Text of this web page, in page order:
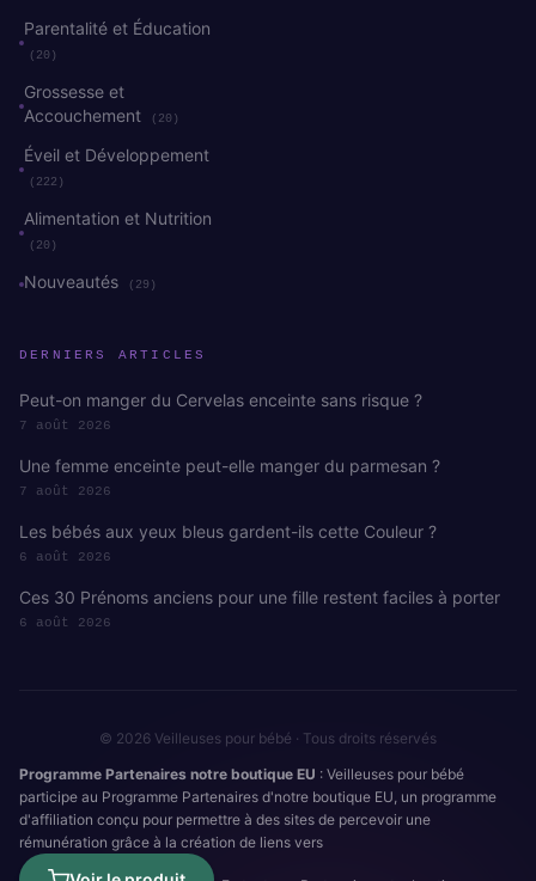
Parentalité et Éducation
(20)
Grossesse et
Accouchement
(20)
Éveil et Développement
(222)
Alimentation et Nutrition
(20)
Nouveautés (29)
DERNIERS ARTICLES
Peut-on manger du Cervelas enceinte sans risque ?
7 août 2026
Une femme enceinte peut-elle manger du parmesan ?
7 août 2026
Les bébés aux yeux bleus gardent-ils cette Couleur ?
6 août 2026
Ces 30 Prénoms anciens pour une fille restent faciles à porter
6 août 2026
© 2026 Veilleuses pour bébé · Tous droits réservés
Programme Partenaires notre boutique EU : Veilleuses pour bébé
participe au Programme Partenaires d'notre boutique EU, un programme
d'affiliation conçu pour permettre à des sites de percevoir une
rémunération grâce à la création de liens vers